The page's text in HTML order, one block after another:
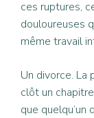
ces ruptures,
douloureuses
même travail
Un divorce. La
clôt un
que quelqu’un